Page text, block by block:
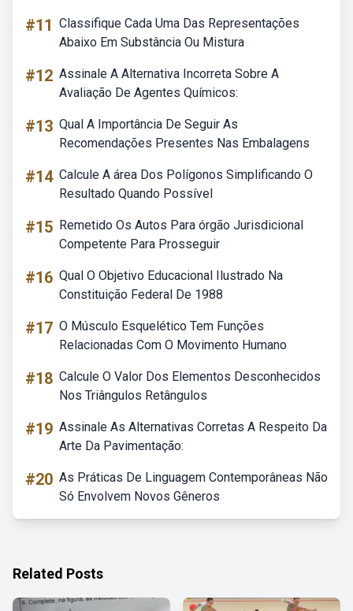
#11 Classifique Cada Uma Das Representações
Abaixo Em Substância Ou Mistura
#12 Assinale A Alternativa Incorreta Sobre A
Avaliação De Agentes Químicos:
#13 Qual A Importância De Seguir As
Recomendações Presentes Nas Embalagens
#14 Calcule A área Dos Polígonos Simplificando O
Resultado Quando Possível
#15 Remetido Os Autos Para órgão Jurisdicional
Competente Para Prosseguir
#16 Qual O Objetivo Educacional Ilustrado Na
Constituição Federal De 1988
#17 O Músculo Esquelético Tem Funções
Relacionadas Com O Movimento Humano
#18 Calcule O Valor Dos Elementos Desconhecidos
Nos Triângulos Retângulos
#19 Assinale As Alternativas Corretas A Respeito Da
Arte Da Pavimentação:
#20 As Práticas De Linguagem Contemporâneas Não
Só Envolvem Novos Gêneros
Related Posts